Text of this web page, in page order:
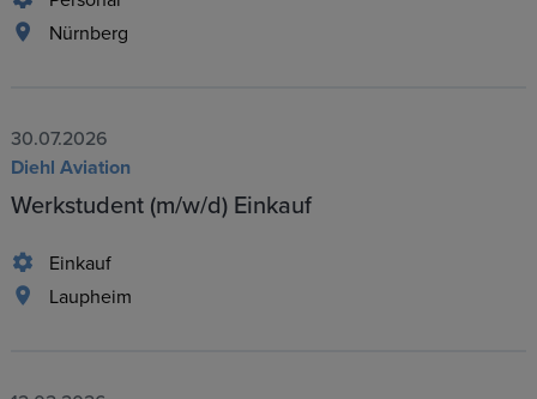
Nürnberg
30.07.2026
Diehl Aviation
Werkstudent (m/w/d) Einkauf
Einkauf
Laupheim